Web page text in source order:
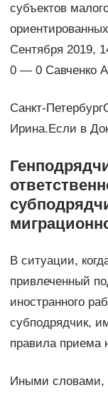
субъектов
Сентября 2019,
0 — 0 Савченко
Санкт-
Ирина.Если в
В ситуации,
привлеченный
иностранного
субподрядчик,
правила приема
Иными словами,